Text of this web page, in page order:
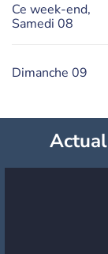
Ce week-end,
Samedi 08
Dimanche 09